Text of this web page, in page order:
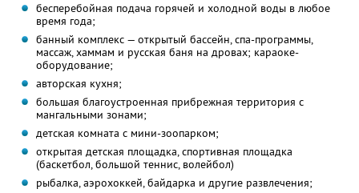
бесперебойная подача горячей и холодной воды в любое
время года;
банный комплекс — открытый бассейн, спа-программы,
массаж, хаммам и русская баня на дровах; караоке-
оборудование;
авторская кухня;
большая благоустроенная прибрежная территория с
мангальными зонами;
детская комната с мини-зоопарком;
открытая детская площадка, спортивная площадка
(баскетбол, большой теннис, волейбол)
рыбалка, аэрохоккей, байдарка и другие развлечения;